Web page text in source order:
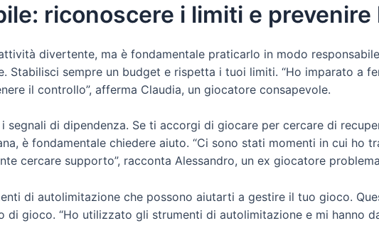
riconoscere i limiti e prevenire
divertente, ma è fondamentale praticarlo in modo
Stabilisci sempre un budget e rispetta i tuoi limiti. “Ho imparato a
il controllo”, afferma Claudia, un giocatore consapevole.
segnali di dipendenza. Se ti accorgi di giocare per cercare di
è fondamentale chiedere aiuto. “Ci sono stati momenti in cui ho
cercare supporto”, racconta Alessandro, un ex giocatore
di autolimitazione che possono aiutarti a gestire il tuo gioco.
gioco. “Ho utilizzato gli strumenti di autolimitazione e mi hanno